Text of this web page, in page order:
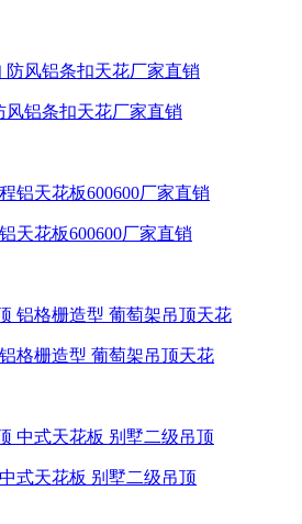
铝条扣天花厂家直销
天花板600600厂家直销
格栅造型 葡萄架吊顶天花
式天花板 别墅二级吊顶